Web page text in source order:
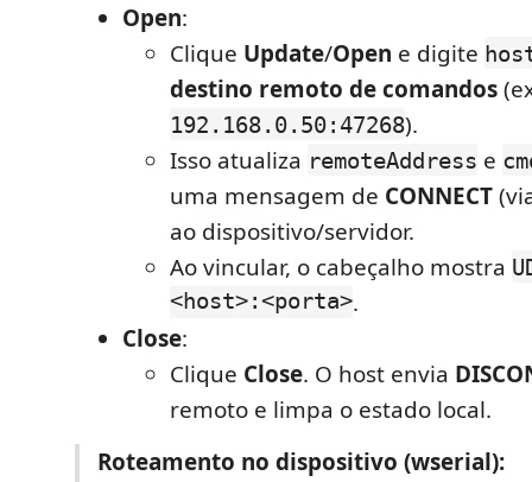
Open:
Clique Update/Open e digite
destino remoto de comandos
192.168.0.50:47268).
Isso atualiza remoteAddress e
uma mensagem de CONNECT
ao dispositivo/servidor.
Ao vincular, o cabeçalho mostra
<host>:<porta>.
Close:
Clique Close. O host envia
remoto e limpa o estado local.
Roteamento no dispositivo (wserial):